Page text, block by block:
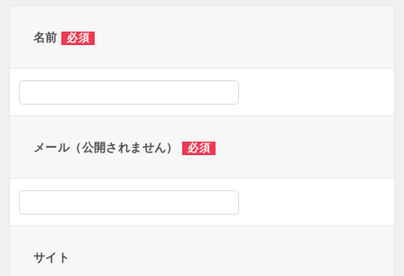
名前 必須
メール（公開されません） 必須
サイト